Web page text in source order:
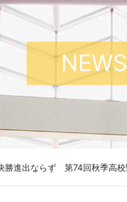
NEWS
勝進出ならず 第74回秋季高校